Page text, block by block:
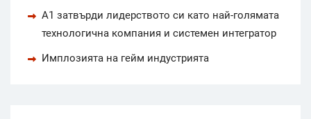
А1 затвърди лидерството си като най-голямата
технологична компания и системен интегратор
Имплозията на гейм индустрията